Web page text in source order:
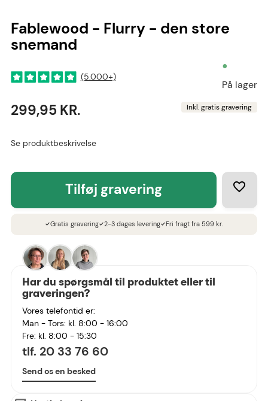
Fablewood - Flurry - den store
snemand
(5.000+)
•
På lager
299,95 KR. Inkl. gratis gravering
Se produktbeskrivelse
tilføj gravering
checkGratis graveringcheck2-3 dages leveringcheckFri fragt fra 599 kr.
Har du spørgsmål til produktet eller til
graveringen?
Vores telefontid er:
Man - Tors: kl. 8:00 - 16:00
Fre: kl. 8:00 - 15:30
tlf. 20 33 76 60
Send os en besked